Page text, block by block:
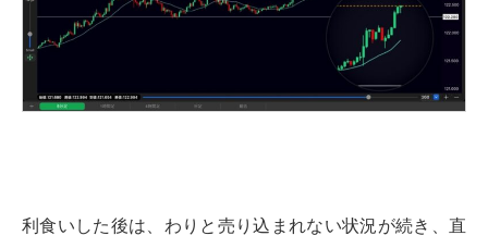
利食いした後は、わりと売り込まれない状況が続き、直